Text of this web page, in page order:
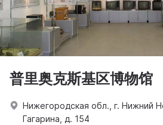
普里奥克斯基区博物馆
Нижегородская обл., г. Нижний
Гагарина, д. 154